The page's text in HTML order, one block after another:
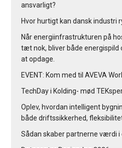
ansvarligt?
Hvor hurtigt kan dansk industri
Når energiinfrastrukturen på
tæt nok, bliver både
at opdage.
EVENT: Kom med til AVEVA
TechDay i Kolding- mød
Oplev, hvordan intelligent
både driftssikkerhed,
Sådan skaber partnerne værdi i